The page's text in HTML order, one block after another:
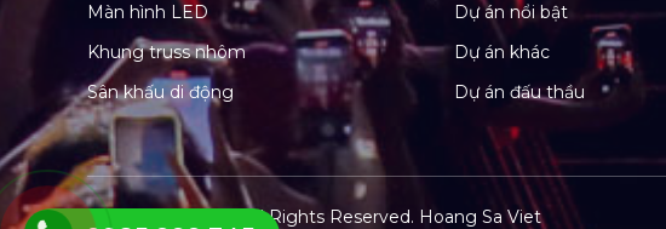
Màn hình LED
Khung truss nhôm
Sân khấu di động
Dự án nổi bật
Dự án khác
Dự án đấu thầu
© Copyright 2022. All Rights Reserved. Hoang Sa Viet